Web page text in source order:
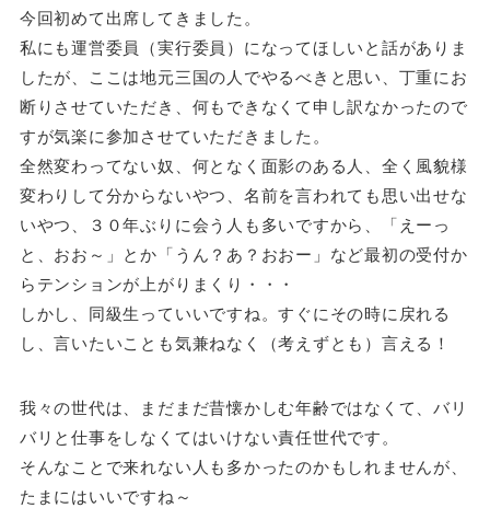
今回初めて出席してきました。
私にも運営委員（実行委員）になってほしいと話がありま
したが、ここは地元三国の人でやるべきと思い、丁重にお
断りさせていただき、何もできなくて申し訳なかったので
すが気楽に参加させていただきました。
全然変わってない奴、何となく面影のある人、全く風貌様
変わりして分からないやつ、名前を言われても思い出せな
いやつ、３０年ぶりに会う人も多いですから、「えーっ
と、おお～」とか「うん？あ？おおー」など最初の受付か
らテンションが上がりまくり・・・
しかし、同級生っていいですね。すぐにその時に戻れる
し、言いたいことも気兼ねなく（考えずとも）言える！
我々の世代は、まだまだ昔懐かしむ年齢ではなくて、バリ
バリと仕事をしなくてはいけない責任世代です。
そんなことで来れない人も多かったのかもしれませんが、
たまにはいいですね～